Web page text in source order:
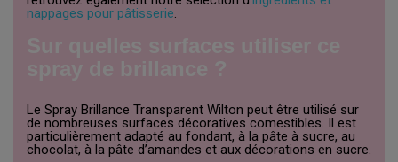
nappages pour pâtisserie.
Le Spray Brillance Transparent Wilton peut être utilisé sur
de nombreuses surfaces décoratives comestibles. Il est
particulièrement adapté au fondant, à la pâte à sucre, au
chocolat, à la pâte d’amandes et aux décorations en sucre.